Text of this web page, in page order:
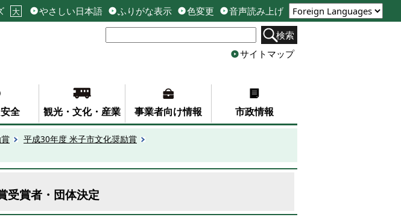
大 やさしい日本語 ふりがな表示 色変更
音声読み上げ
検索
サイトマップ
全 観光・文化・産業 事業者向け情報 市政情報
平成30年度 米子市文化奨励賞
受賞者・団体決定